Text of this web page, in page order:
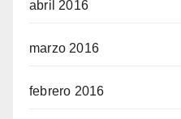
abril 2016
marzo 2016
febrero 2016